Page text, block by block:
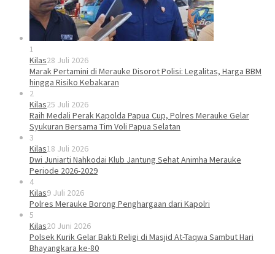
1
Kilas28 Juli 2026
Marak Pertamini di Merauke Disorot Polisi: Legalitas, Harga BBM
hingga Risiko Kebakaran
2
Kilas25 Juli 2026
Raih Medali Perak Kapolda Papua Cup, Polres Merauke Gelar
Syukuran Bersama Tim Voli Papua Selatan
3
Kilas18 Juli 2026
Dwi Juniarti Nahkodai Klub Jantung Sehat Animha Merauke
Periode 2026-2029
4
Kilas9 Juli 2026
Polres Merauke Borong Penghargaan dari Kapolri
5
Kilas20 Juni 2026
Polsek Kurik Gelar Bakti Religi di Masjid At-Taqwa Sambut Hari
Bhayangkara ke-80